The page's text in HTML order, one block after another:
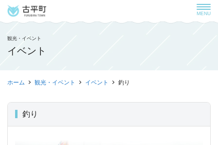
MENU
観光・イベント
イベント
ホーム 観光・イベント イベント 釣り
釣り